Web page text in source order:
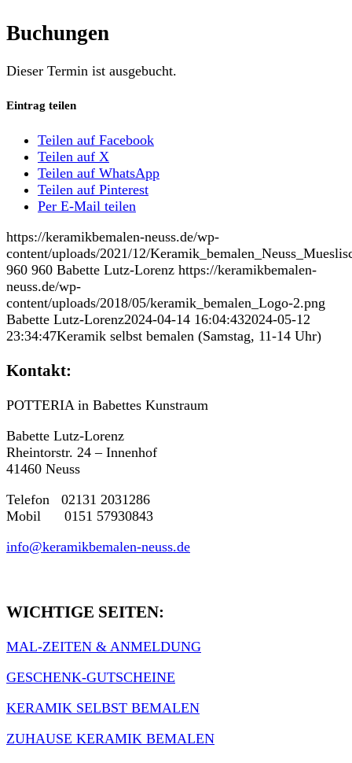
Buchungen
Dieser Termin ist ausgebucht.
Eintrag teilen
Teilen auf Facebook
Teilen auf X
Teilen auf WhatsApp
Teilen auf Pinterest
Per E-Mail teilen
https://keramikbemalen-neuss.de/wp-
content/uploads/2021/12/
960 960 Babette Lutz-Lorenz https://keramikbemalen-
neuss.de/wp-
content/uploads/2018/05/keramik_bemalen_Logo-2.png
Babette Lutz-Lorenz2024-04-14 16:04:432024-05-12
23:34:47Keramik selbst bemalen (Samstag, 11-14 Uhr)
Kontakt:
POTTERIA in Babettes Kunstraum
Babette Lutz-Lorenz
Rheintorstr. 24 – Innenhof
41460 Neuss
Telefon 02131 2031286
Mobil 0151 57930843
info@keramikbemalen-neuss.de
WICHTIGE SEITEN:
MAL-ZEITEN & ANMELDUNG
GESCHENK-GUTSCHEINE
KERAMIK SELBST BEMALEN
ZUHAUSE KERAMIK BEMALEN